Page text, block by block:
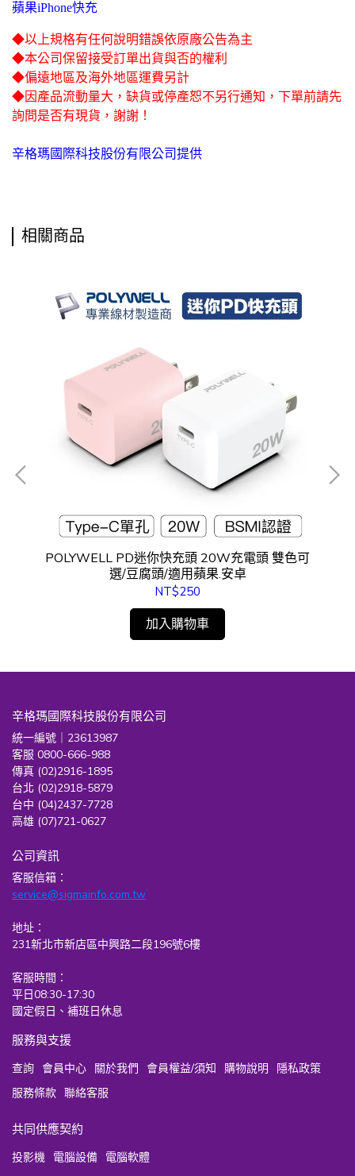
蘋果iPhone快充
◆以上規格有任何說明錯誤依原廠公告為主
◆本公司保留接受訂單出貨與否的權利
◆偏遠地區及海外地區運費另計
◆因產品流動量大，缺貨或停產恕不另行通知，下單前請先
詢問是否有現貨，謝謝！
辛格瑪國際科技股份有限公司提供
相關商品
POLYWELL PD迷你快充頭 20W充電頭 雙色可
選/豆腐頭/適用蘋果.安卓
NT$250
加入購物車
辛格瑪國際科技股份有限公司
統一編號｜23613987
客服 0800-666-988
傳真 (02)2916-1895
台北 (02)2918-5879
台中 (04)2437-7728
高雄 (07)721-0627
公司資訊
客服信箱：
service@sigmainfo.com.tw
地址：
231新北市新店區中興路二段196號6樓
客服時間：
平日08:30-17:30
國定假日、補班日休息
服務與支援
查詢 會員中心 關於我們 會員權益/須知 購物說明
隱私政策
服務條款 聯絡客服
共同供應契約
投影機 電腦設備 電腦軟體